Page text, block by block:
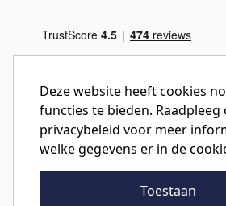
Deze website heeft cookies
functies te bieden. Raadpleeg
privacybeleid voor meer
welke gegevens er in de
Toestaan